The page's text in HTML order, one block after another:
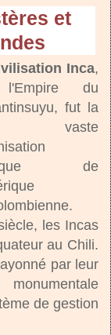
et
Inca,
du
fut la
vaste
de
les Incas
au Chili.
par leur
de gestion